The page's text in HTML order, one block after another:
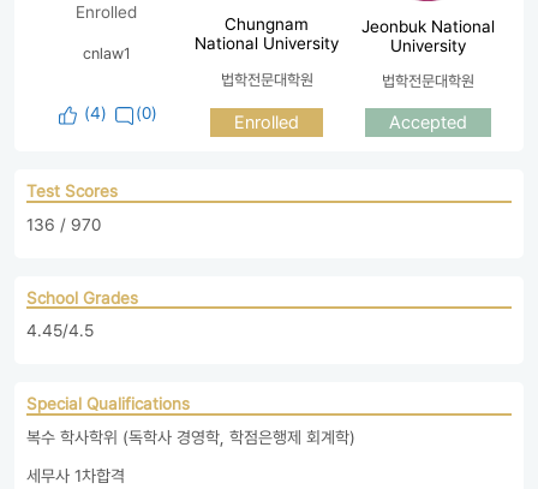
Enrolled
cnlaw1
(4) (0)
Chungnam
National University
법학전문대학원
Enrolled
Jeonbuk National
University
법학전문대학원
Accepted
Test Scores
136 / 970
School Grades
4.45/4.5
Special Qualifications
복수 학사학위 (독학사 경영학, 학점은행제 회계학)
세무사 1차합격